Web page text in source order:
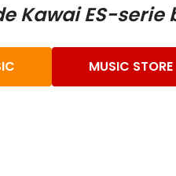
Kawai ES-serie
MUSIC STORE